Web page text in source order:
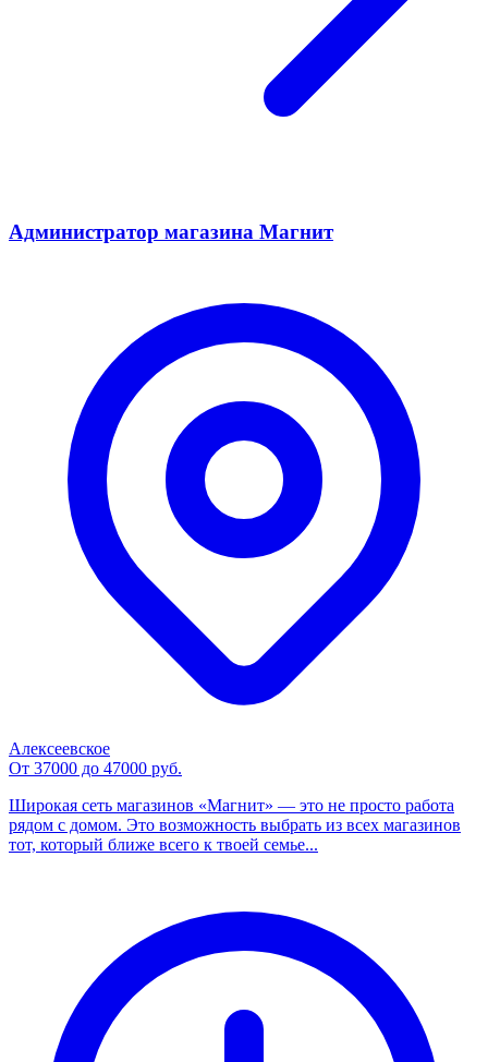
Администратор магазина Магнит
Алексеевское
От 37000 до 47000 руб.
Широкая сеть магазинов «Магнит» — это не просто работа
рядом с домом. Это возможность выбрать из всех магазинов
тот, который ближе всего к твоей семье...